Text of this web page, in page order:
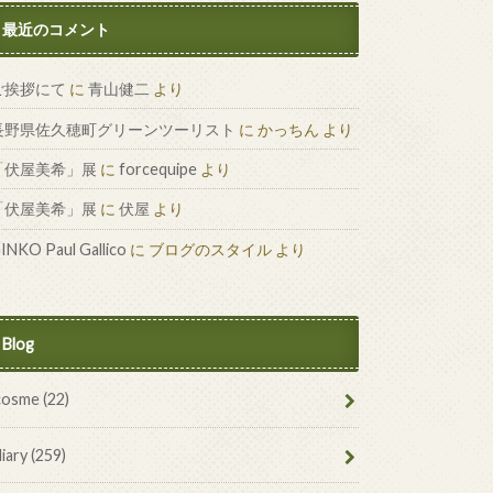
最近のコメント
挨拶にて に 青山健二 より
野県佐久穂町グリーンツーリスト に かっちん より
伏屋美希」展 に forcequipe より
伏屋美希」展 に 伏屋 より
Paul Gallico に ブログのスタイル より
Blog
(22)
(259)